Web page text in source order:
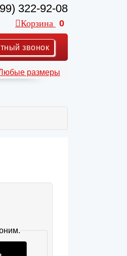
322-92-08
Корзина 0
звонок